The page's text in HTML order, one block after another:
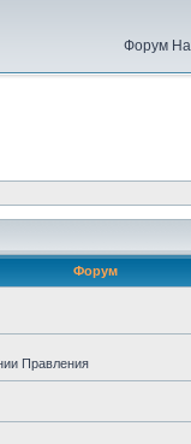
Форум
Форум
Правления